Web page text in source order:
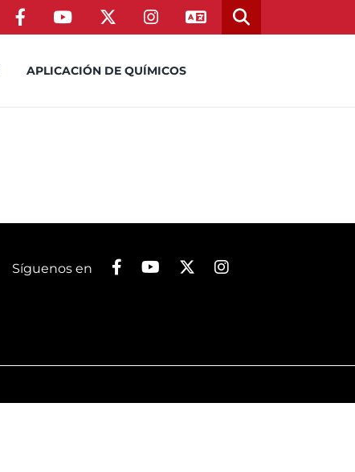
APLICACIÓN DE QUÍMICOS
Síguenos en